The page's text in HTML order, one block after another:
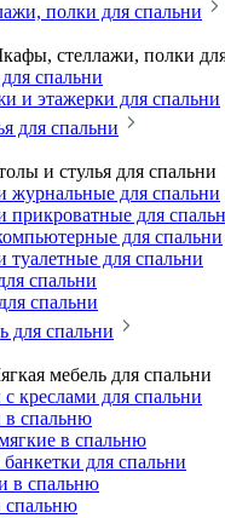
полки для спальни
стеллажи, полки
спальни
и этажерки для спальни
для спальни
и стулья для спальни
журнальные для спальни
прикроватные для
для спальни
туалетные для спальни
спальни
спальни
для спальни
мебель для спальни
креслами для спальни
спальню
в спальню
для спальни
в спальню
спальню